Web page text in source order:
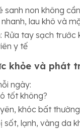
sanh non không
lau khô và
Rửa tay sạch
y tế
khỏe và phát
ngày:
tốt không?
khóc bất
sốt, lạnh, vàng da